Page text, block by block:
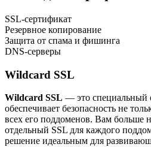
SSL-сертификат
Резервное копирование
Защита от спама и фишинга
DNS-серверы
Wildcard SSL
Wildcard SSL — это специальный
обеспечивает безопасность не
всех его поддоменов. Вам больше
отдельный SSL для каждого
решение идеальным для